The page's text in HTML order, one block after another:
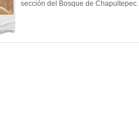
sección del Bosque de Chapultepec.